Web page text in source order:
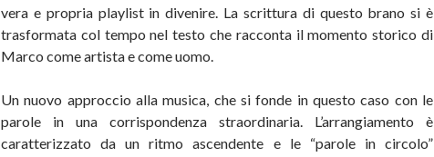
vera e propria playlist in divenire. La scrittura di questo brano si è
trasformata col tempo nel testo che racconta il momento storico di
Marco come artista e come uomo.
Un nuovo approccio alla musica, che si fonde in questo caso con le
parole in una corrispondenza straordinaria. L’arrangiamento è
caratterizzato da un ritmo ascendente e le “parole in circolo”